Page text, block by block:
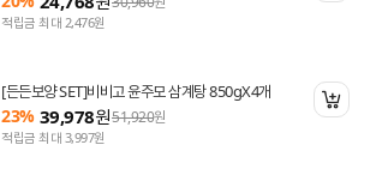
적립금 최대 2,476원
[든든보양 SET]비비고 윤주모 삼계탕 850gX4개
23% 39,978원51,920원
적립금 최대 3,997원